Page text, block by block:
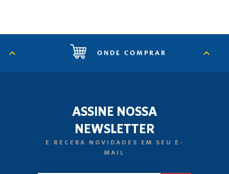
ONDE COMPRAR
ASSINE NOSSA
NEWSLETTER
E RECEBA NOVIDADES EM SEU E-
MAIL